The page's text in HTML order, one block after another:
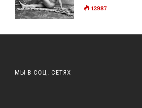
12987
МЫ В СОЦ. СЕТЯХ